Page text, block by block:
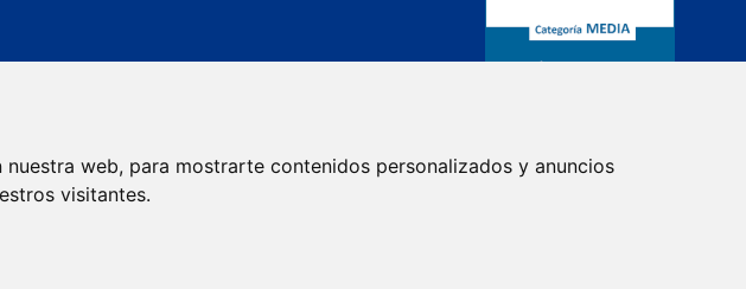
web, para mostrarte contenidos personalizados y anuncios
visitantes.